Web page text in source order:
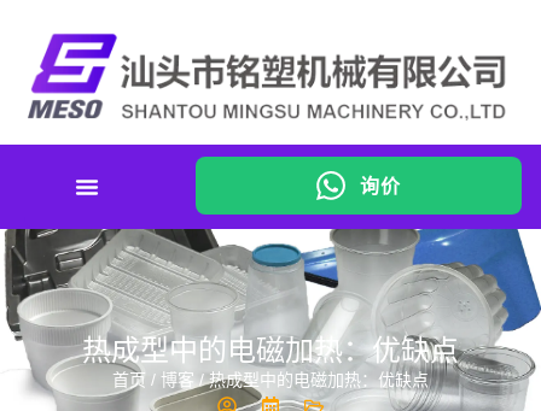
询价
热成型中的电磁加热：优缺点
首页 / 博客 / 热成型中的电磁加热：优缺点